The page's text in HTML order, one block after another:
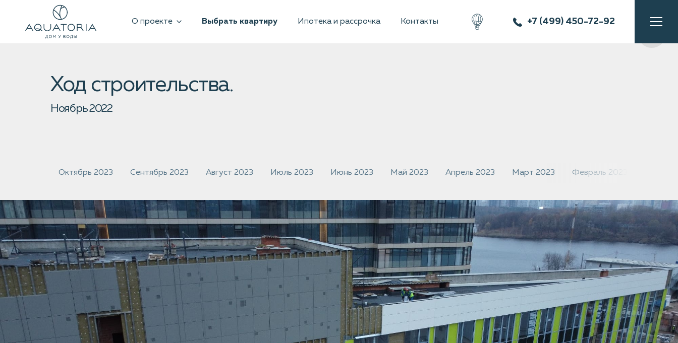
О проекте Выбрать квартиру Ипотека и рассрочка Контакты +7 (499) 450-72-92
Ход строительства.
Ноябрь 2022
Октябрь 2023 Сентябрь 2023 Август 2023 Июль 2023 Июнь 2023 Май 2023 Апрель 2023 Март 2023 Февраль 2023